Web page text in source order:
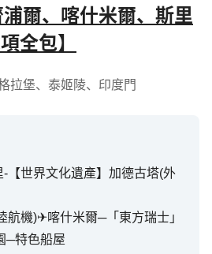
爾、喀什米爾、斯里
全包】
拉堡、 泰姬陵、 印度門
【世界文化遺產】加德古塔(外
航機)✈喀什米爾─「東方瑞士」
─特色船屋